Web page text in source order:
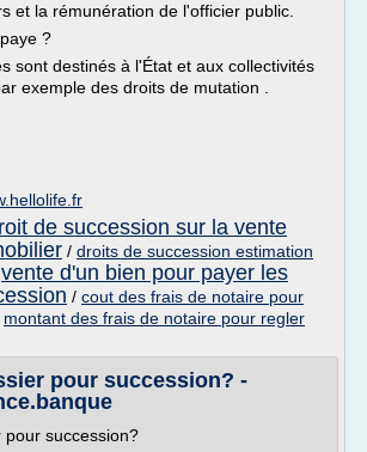
et la rémunération de l'officier public.
?
sont destinés à l'État et aux collectivités
exemple des droits de mutation .
de succession sur la vente
/ droits de succession estimation
vente d'un bien pour payer les
/ cout des frais de notaire pour
montant des frais de notaire pour regler
pour succession? -
pour succession?